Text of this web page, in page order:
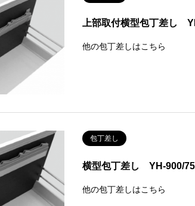
上部取付横型包丁差し
他の包丁差しはこちら
包丁差し
横型包丁差し YH-900/
他の包丁差しはこちら